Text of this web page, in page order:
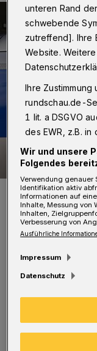
Symbolfoto.
Foto: Polizei / Jochen Tack
Auch
die bislang
gingen rabiat
unteren Rand
schwebende
zutreffend]. Ihre
Website.
Ihre
rundschau.de-
1 lit. a DSGVO
des EWR, z.B. in
Wir und unsere
Folgendes
Verwendung genauer
Identifikation aktiv
Informationen auf
Inhalte, Messung von
Inhalten,
Verbesserung von
Ausführliche
Impressum
Datenschutz